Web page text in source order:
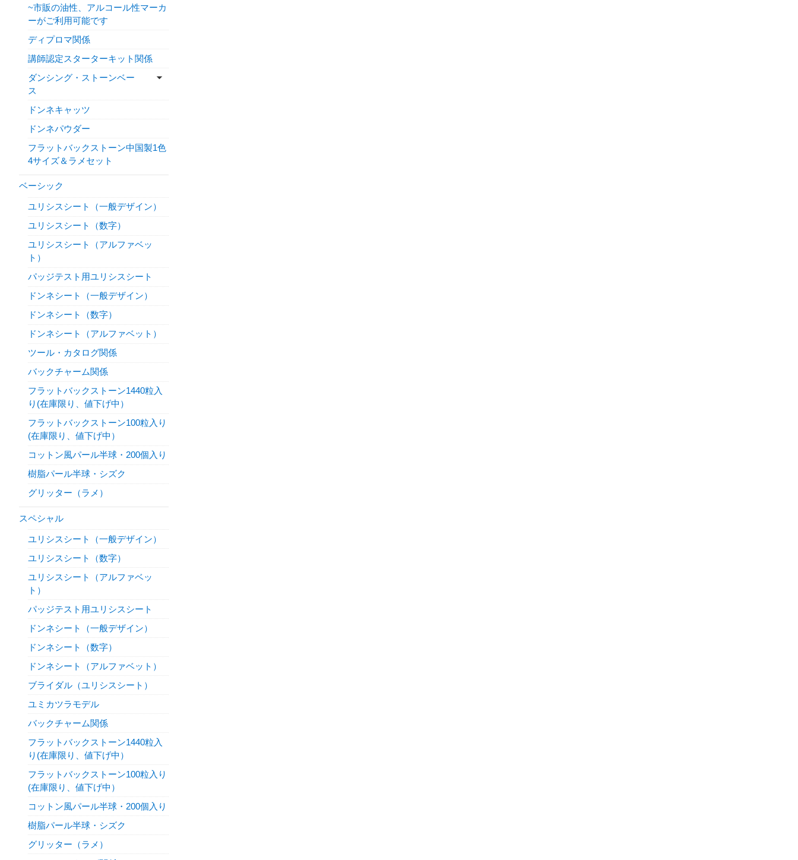
~市販の油性、アルコール性マーカ
ーがご利用可能です
ディプロマ関係
講師認定スターターキット関係
ダンシング・ストーンベー
ス
ドンネキャッツ
ドンネパウダー
フラットバックストーン中国製1色
4サイズ＆ラメセット
ベーシック
ユリシスシート（一般デザイン）
ユリシスシート（数字）
ユリシスシート（アルファベッ
ト）
パッジテスト用ユリシスシート
ドンネシート（一般デザイン）
ドンネシート（数字）
ドンネシート（アルファベット）
ツール・カタログ関係
バックチャーム関係
フラットバックストーン1440粒入
り(在庫限り、値下げ中）
フラットバックストーン100粒入り
(在庫限り、値下げ中）
コットン風パール半球・200個入り
樹脂パール半球・シズク
グリッター（ラメ）
スペシャル
ユリシスシート（一般デザイン）
ユリシスシート（数字）
ユリシスシート（アルファベッ
ト）
パッジテスト用ユリシスシート
ドンネシート（一般デザイン）
ドンネシート（数字）
ドンネシート（アルファベット）
ブライダル（ユリシスシート）
ユミカツラモデル
バックチャーム関係
フラットバックストーン1440粒入
り(在庫限り、値下げ中）
フラットバックストーン100粒入り
(在庫限り、値下げ中）
コットン風パール半球・200個入り
樹脂パール半球・シズク
グリッター（ラメ）